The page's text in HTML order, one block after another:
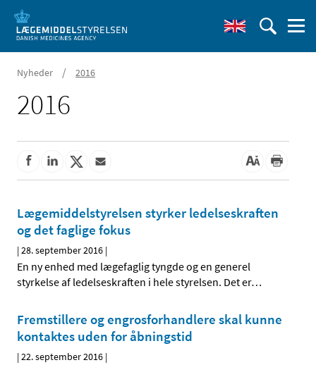
Nyheder / 2016
2016
Lægemiddelstyrelsen styrker ledelseskraften
og det faglige fokus
|28. september 2016 |
En ny enhed med lægefaglig tyngde og en generel
styrkelse af ledelseskraften i hele styrelsen. Det er…
Fremstillere og engrosforhandlere skal kunne
kontaktes uden for åbningstid
|22. september 2016 |